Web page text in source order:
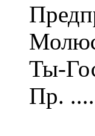
Ты-
Пр.